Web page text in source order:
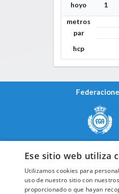
hoyo 1
metros
par
hcp
Real Federación
Golf
Ese sitio web utiliza
Utilizamos cookies para
uso de nuestro sitio con
proporcionado o que hayan